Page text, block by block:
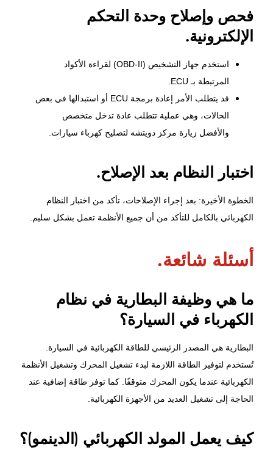
فحص وإصلاح وحدة التحكم
الإلكترونية.
استخدم جهاز التشخيص (OBD-II) لقراءة الأكواد
المرتبطة بـ ECU.
قد يتطلب الأمر إعادة برمجة ECU أو استبدالها في بعض
الحالات، وهي عملية تتطلب عادة تدخل متخصص
والأفضل زيارة مركز دويتشه لتصليح كهرباء سيارات.
اختبار النظام بعد الإصلاح.
الخطوة الأخيرة: بعد إجراء الإصلاحات، تأكد من اختبار النظام
الكهربائي بالكامل للتأكد من أن جميع الأنظمة تعمل بشكل سليم.
أسئلة شائعة.
ما هي وظيفة البطارية في نظام
الكهرباء في السيارة؟
البطارية هي المصدر الرئيسي للطاقة الكهربائية في السيارة.
تُستخدم لتوفير الطاقة اللازمة لبدء تشغيل المحرك وتشغيل الأنظمة
الكهربائية عندما يكون المحرك متوقفًا. كما توفر طاقة إضافية عند
الحاجة إلى تشغيل العديد من الأجهزة الكهربائية.
كيف يعمل المولد الكهربائي (الدينمو)؟